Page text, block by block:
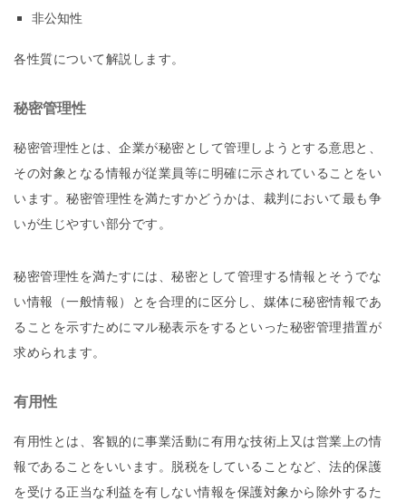
非公知性
各性質について解説します。
秘密管理性
秘密管理性とは、企業が秘密として管理しようとする意思と、
その対象となる情報が従業員等に明確に示されていることをい
います。秘密管理性を満たすかどうかは、裁判において最も争
いが生じやすい部分です。
秘密管理性を満たすには、秘密として管理する情報とそうでな
い情報（一般情報）とを合理的に区分し、媒体に秘密情報であ
ることを示すためにマル秘表示をするといった秘密管理措置が
求められます。
有用性
有用性とは、客観的に事業活動に有用な技術上又は営業上の情
報であることをいいます。脱税をしていることなど、法的保護
を受ける正当な利益を有しない情報を保護対象から除外するた